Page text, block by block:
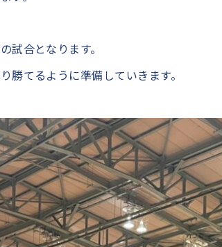
試合となります。
勝てるように準備していきます。